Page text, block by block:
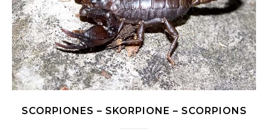
SCORPIONES – SKORPIONE – SCORPIONS